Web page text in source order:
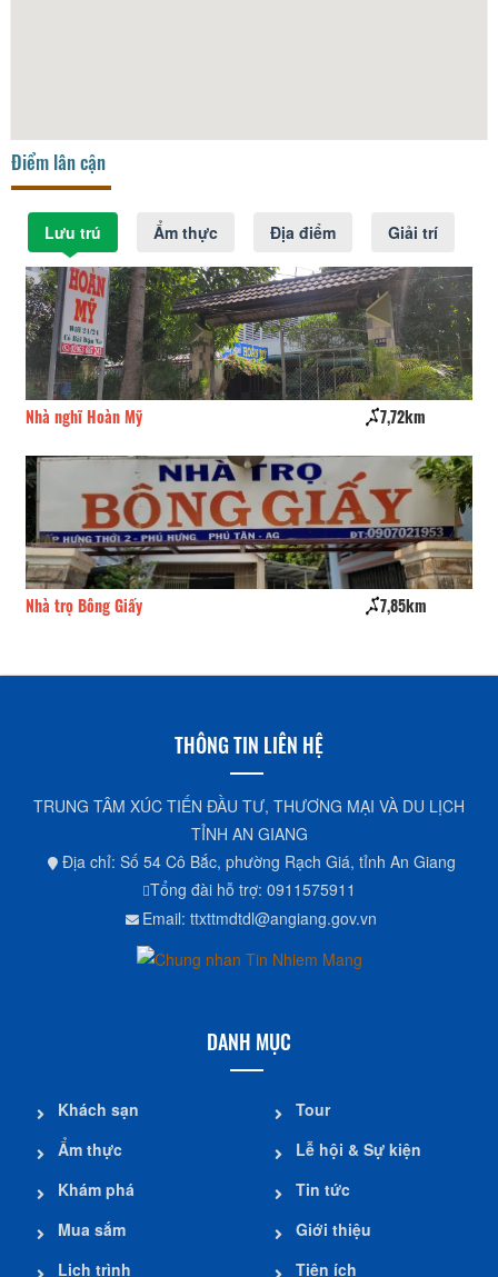
Điểm lân cận
Lưu trú Ẩm thực Địa điểm Giải trí
Nhà nghĩ Hoàn Mỹ 7,72km
Nhà trọ Bông Giấy 7,85km
THÔNG TIN LIÊN HỆ
TRUNG TÂM XÚC TIẾN ĐẦU TƯ, THƯƠNG MẠI VÀ DU LỊCH
TỈNH AN GIANG
Địa chỉ: Số 54 Cô Bắc, phường Rạch Giá, tỉnh An Giang
Tổng đài hỗ trợ: 0911575911
Email: ttxttmdtdl@angiang.gov.vn
DANH MỤC
Khách sạn
Ẩm thực
Khám phá
Mua sắm
Lịch trình
Tour
Lễ hội & Sự kiện
Tin tức
Giới thiệu
Tiện ích